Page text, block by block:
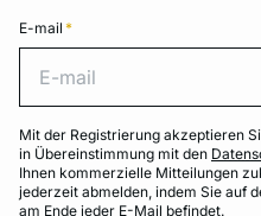
E-mail *
Mit der Registrierung akzeptieren
in Übereinstimmung mit den
Ihnen kommerzielle Mitteilungen
jederzeit abmelden, indem Sie auf
am Ende jeder E-Mail befindet.